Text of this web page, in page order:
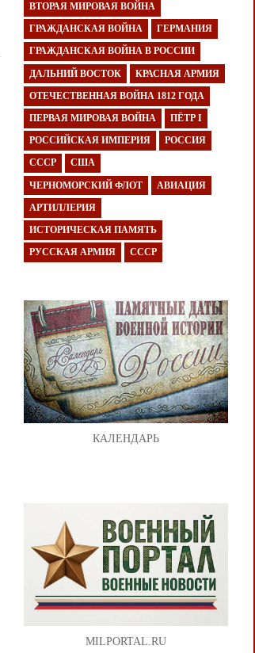
ВТОРАЯ МИРОВАЯ ВОЙНА
ГРАЖДАНСКАЯ ВОЙНА ГЕРМАНИЯ
ГРАЖДАНСКАЯ ВОЙНА В РОССИИ
ДАЛЬНИЙ ВОСТОК КРАСНАЯ АРМИЯ
ОТЕЧЕСТВЕННАЯ ВОЙНА 1812 ГОДА
ПЕРВАЯ МИРОВАЯ ВОЙНА ПЁТР I
РОССИЙСКАЯ ИМПЕРИЯ РОССИЯ
СССР США
ЧЕРНОМОРСКИЙ ФЛОТ АВИАЦИЯ
АРТИЛЛЕРИЯ
ИСТОРИЧЕСКАЯ ПАМЯТЬ
РУССКАЯ АРМИЯ СССР
КАЛЕНДАРЬ
MILPORTAL.RU